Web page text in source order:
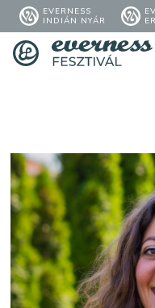
EVERNESS
INDIÁN NYÁR